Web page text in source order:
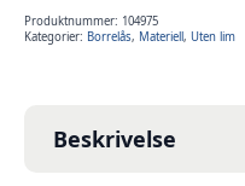
antall
Produktnummer: 104975
Kategorier: Borrelås, Materiell , Uten lim
Beskrivelse